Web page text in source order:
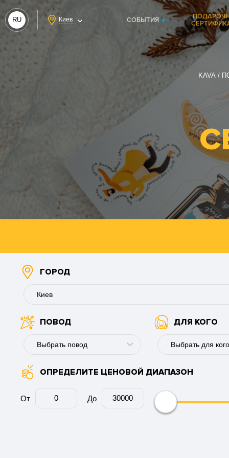
RU Киев СОБЫТИЯ
KAVA
ГОРОД
Киев
Буковель
Винница
Ивано-Франковск
ПОВОД
Выбрать повод
День рождения
Годовщина
ДЛЯ КОГО
Выбрать для кого
Для мужчины
ОПРЕДЕЛИТЕ ЦЕНОВОЙ ДИАПАЗОН
От До